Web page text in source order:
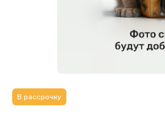
В рассрочку